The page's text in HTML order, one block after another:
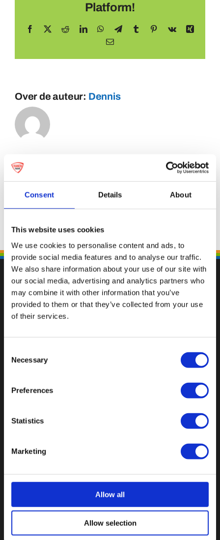
Consent Details About
This website uses cookies
We use cookies to personalise content and ads, to
provide social media features and to analyse our traffic.
We also share information about your use of our site with
our social media, advertising and analytics partners who
may combine it with other information that you’ve
provided to them or that they’ve collected from your use
of their services.
Selection
Necessary
Preferences
Statistics
Marketing
Allow all
Allow selection
Platform!
Facebook RedditLinkedInWhatsApp
TelegramTumblr Pinterest
Vk
Xing
E-
Over de auteur: Dennis
Val op met een unieke
Botnische Golf 9a, 3446CN Woerden
info@vianenonline.nl
+31 (0)34 8407 089